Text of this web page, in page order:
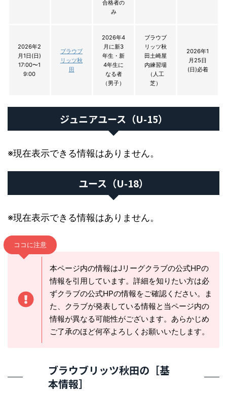
合格者の
み
2026年2
月1日(日)
17:00〜1
9:00
ブラウブ
リッツ秋
田
2026年4
月に新3
年生・新
4年生に
なる者
（男子）
ブラウブ
リッツ秋
田土崎屋
内練習場
（人工
芝）
2026年1
月25日
(日)必着
ジュニアユース（U-15）
※現在表示できる情報はありません。
ユース（U-18）
※現在表示できる情報はありません。
ココに注意
本ページ内の情報はJリーグクラブの公式HPの
情報を引用しています。詳細を知りたい方は必
ずクラブの公式HPの情報をご確認ください。ま
た、クラブが発表している情報と当ページ内の
情報が異なる可能性がございます。あらかじめ
ご了承のほど何卒よろしくお願いいたします。
ブラウブリッツ秋田の［基
本情報］